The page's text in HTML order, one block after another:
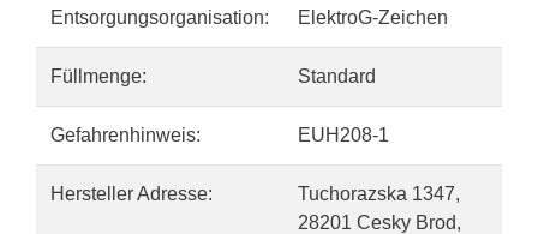
Entsorgungsorganisation: ElektroG-Zeichen
Füllmenge: Standard
Gefahrenhinweis: EUH208-1
Hersteller Adresse:
Tuchorazska 1347,
28201 Cesky Brod,